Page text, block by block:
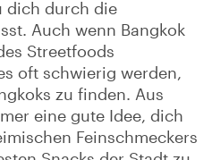
dich durch die
Auch wenn Bangkok
Streetfoods
oft schwierig werden,
zu finden. Aus
eine gute Idee, dich
Feinschmeckers